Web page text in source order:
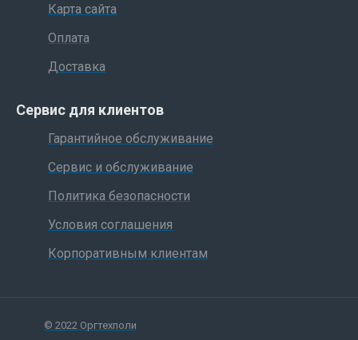
Карта сайта
Оплата
Доставка
Сервис для клиентов
Гарантийное обслуживание
Сервис и обслуживание
Политика безопасности
Условия соглашения
Корпоративным клиентам
© 2022 Оргтехполи